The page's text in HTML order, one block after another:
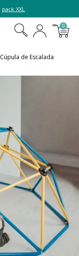
pack XXL
0
Cúpula de Escalada